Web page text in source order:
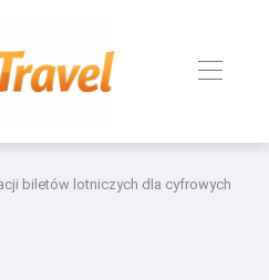
biletów lotniczych dla cyfrowych